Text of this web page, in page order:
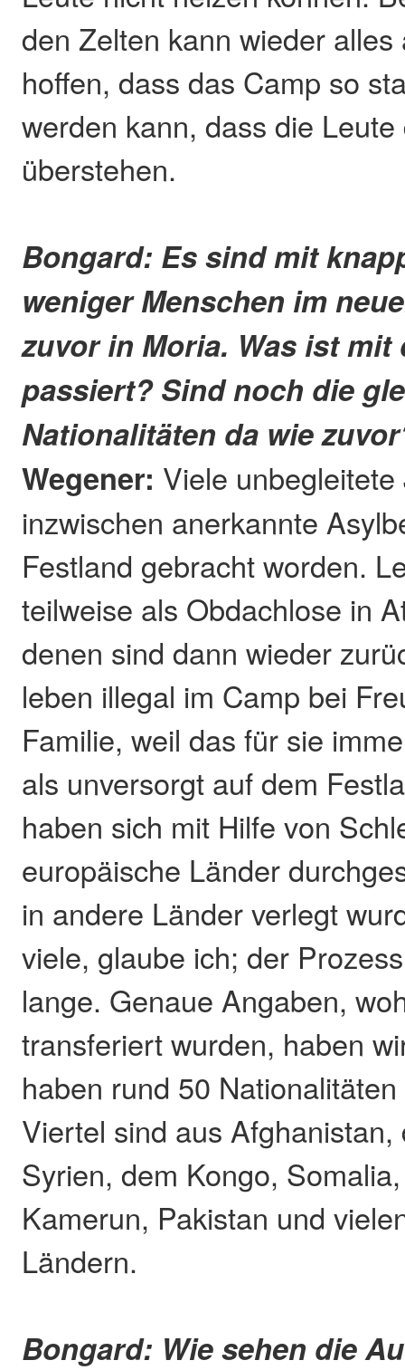
den Zelten kann wieder
hoffen, dass das Camp so
werden kann, dass die
überstehen.
Bongard: Es sind mit
weniger Menschen im
zuvor in Moria. Was ist mit
passiert? Sind noch die
Nationalitäten da wie
Wegener: Viele
inzwischen anerkannte
Festland gebracht worden.
teilweise als Obdachlose in
denen sind dann wieder
leben illegal im Camp bei
Familie, weil das für sie
als unversorgt auf dem
haben sich mit Hilfe von
europäische Länder
in andere Länder verlegt
viele, glaube ich; der
lange. Genaue Angaben,
transferiert wurden, haben
haben rund 50
Viertel sind aus
Syrien, dem Kongo,
Kamerun, Pakistan und
Ländern.
Bongard: Wie sehen die